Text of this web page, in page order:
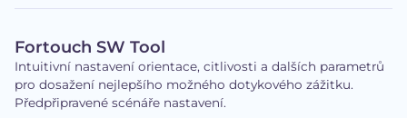
Fortouch SW Tool
Intuitivní nastavení orientace, citlivosti a dalších parametrů
pro dosažení nejlepšího možného dotykového zážitku.
Předpřipravené scénáře nastavení.